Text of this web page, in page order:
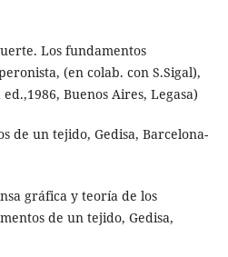
Los fundamentos
(en colab. con S.Sigal),
Buenos Aires, Legasa)
de un tejido, Gedisa, Barcelona-
gráfica y teoría de los
de un tejido, Gedisa,